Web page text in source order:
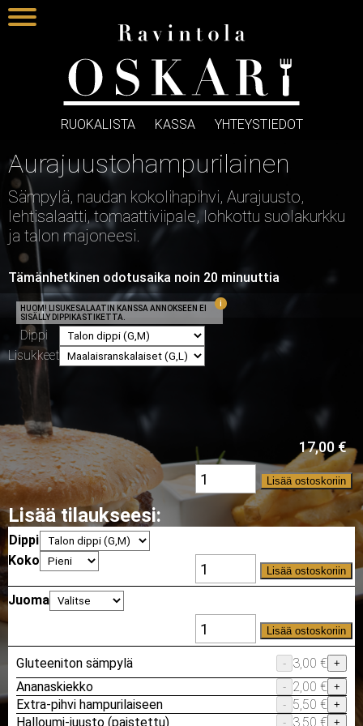
RUOKALISTA KASSA YHTEYSTIEDOT
Aurajuustohampurilainen
Sämpylä, naudan kokolihapihvi, Aurajuusto,
lehtisalaatti, tomaattiviipale, lohkottu suolakurkku
ja talon majoneesi.
Tämänhetkinen odotusaika noin 20 minuuttia
HUOM! LISUKESALAATIN KANSSA ANNOKSEEN EI
SISÄLLY DIPPIKASTIKETTA.
17,00 €
Dippi
Lisukkeet
Lisää ostoskoriin
Lisää tilaukseesi:
Dippi
Koko
Lisää ostoskoriin
Juoma
Lisää ostoskoriin
Gluteeniton sämpylä - 3,00 € +
Ananaskiekko - 2,00 € +
Extra-pihvi hampurilaiseen - 5,50 € +
Halloumi-juusto (paistettu) - 3,50 € +